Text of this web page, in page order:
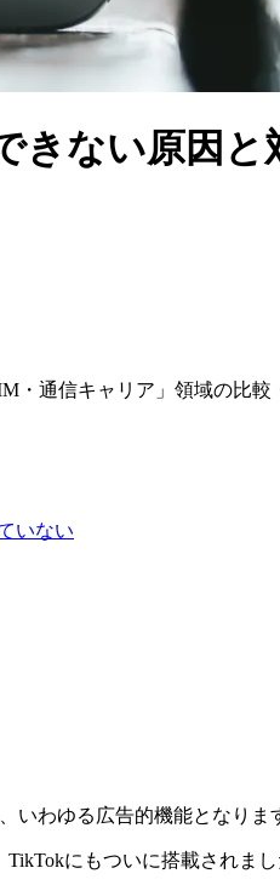
ない原因と
・通信キャリア」領域の比較
いない
いわゆる広告的機能となりま
にもついに搭載されまし